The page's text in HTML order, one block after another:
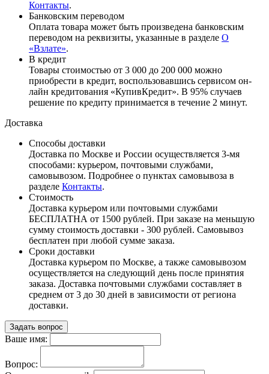
Контакты.
Банковским переводом
Оплата товара может быть произведена банковским
переводом на реквизиты, указанные в разделе О
«Взлате».
В кредит
Товары стоимостью от 3 000 до 200 000 можно
приобрести в кредит, воспользовавшись сервисом он-
лайн кредитования «КупивКредит». В 95% случаев
решение по кредиту принимается в течение 2 минут.
Доставка
Способы доставки
Доставка по Москве и России осуществляется 3-мя
способами: курьером, почтовыми службами,
самовывозом. Подробнее о пунктах самовывоза в
разделе Контакты.
Стоимость
Доставка курьером или почтовыми службами
БЕСПЛАТНА от 1500 рублей. При заказе на меньшую
сумму стоимость доставки - 300 рублей. Самовывоз
бесплатен при любой сумме заказа.
Сроки доставки
Доставка курьером по Москве, а также самовывозом
осуществляется на следующий день после принятия
заказа. Доставка почтовыми службами составляет в
среднем от 3 до 30 дней в зависимости от региона
доставки.
Задать вопрос
Ваше имя:
Вопрос: